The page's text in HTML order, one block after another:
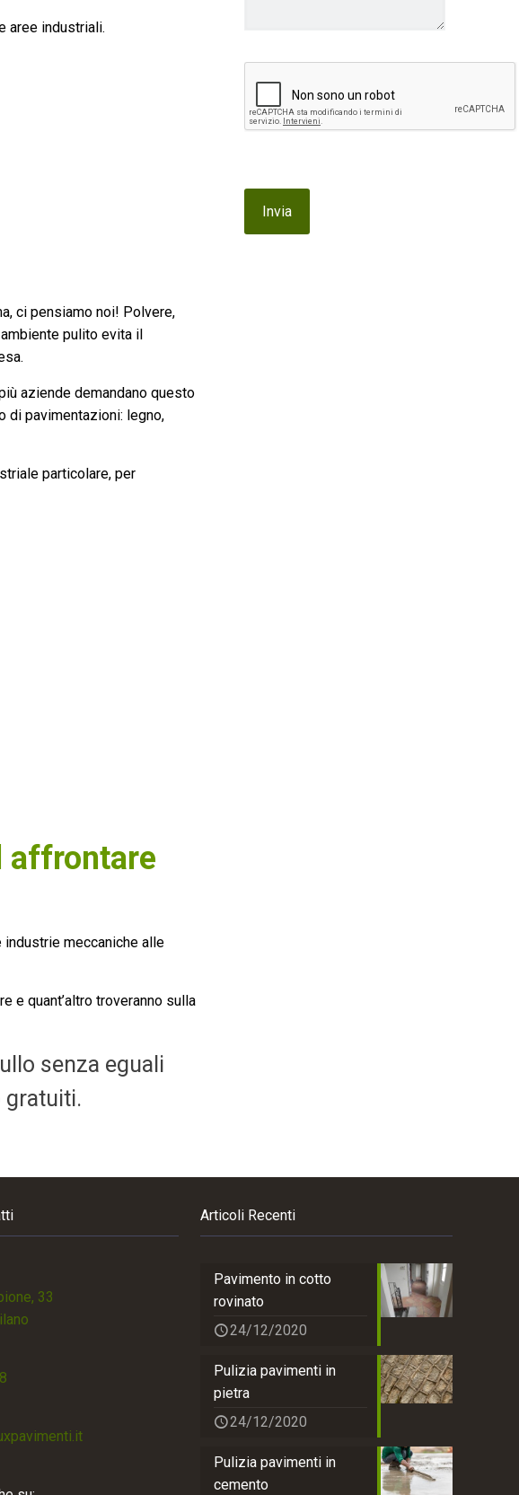
aree industriali.
ci pensiamo noi! Polvere,
pulito evita il
aziende demandano questo
di pavimentazioni: legno,
particolare, per
affrontare
industrie meccaniche alle
e quant’altro troveranno sulla
senza eguali
gratuiti.
33
Articoli Recenti
Pavimento in cotto
rovinato
24/12/2020
Pulizia pavimenti in
pietra
24/12/2020
Pulizia pavimenti in
cemento